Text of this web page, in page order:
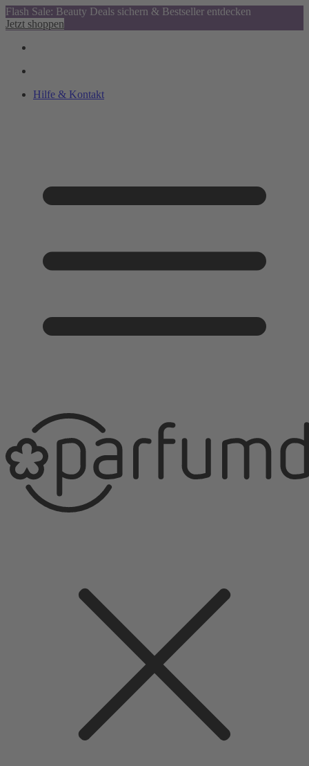
Flash Sale: Beauty Deals sichern & Bestseller entdecken
Jetzt shoppen
Hilfe & Kontakt